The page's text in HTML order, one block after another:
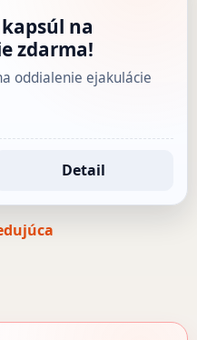
na
zdarma!
oddialenie ejakulácie
Detail